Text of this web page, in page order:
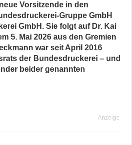
Vorsitzende in den
Gruppe GmbH
GmbH. Sie folgt auf Dr. Kai
5. Mai 2026 aus den Gremien
war seit April 2016
der Bundesdruckerei – und
beider genannten
Anzeige